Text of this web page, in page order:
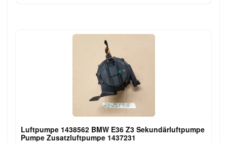
Luftpumpe 1438562 BMW E36 Z3 Sekundärluftpumpe
Pumpe Zusatzluftpumpe 1437231